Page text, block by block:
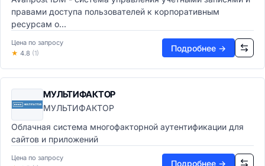
ML-платформы
Предиктивная аналитика
AutoML-платформы
Платформы ИИ и GenAI
Компьютерное зрение
Документооборот и контент
Корпоративный контент (ECM)
ECM-системы
EDMS-системы
правами доступа пользователей к корпоративным
ресурсам о...
Цена по запросу
★ 4.8 (1)
Подробнее →
МУЛЬТИФАКТОР
МУЛЬТИФАКТОР
Облачная система многофакторной аутентификации для
сайтов и приложений
Цена по запросу
Подробнее →